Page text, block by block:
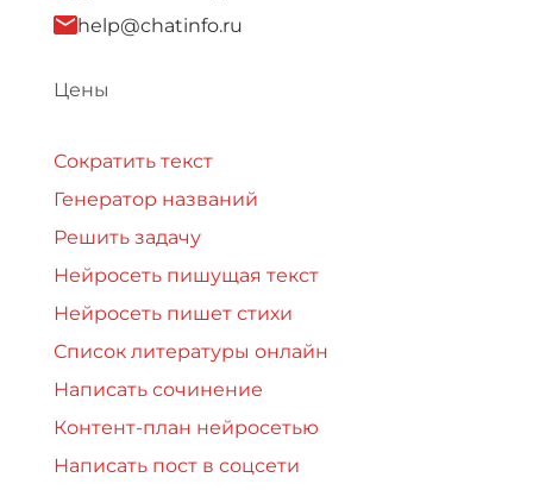
help@chatinfo.ru
Цены
Сократить текст
Генератор названий
Решить задачу
Нейросеть пишущая текст
Нейросеть пишет стихи
Список литературы онлайн
Написать сочинение
Контент-план нейросетью
Написать пост в соцсети